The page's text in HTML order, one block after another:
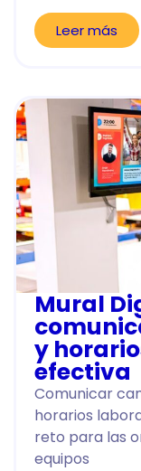
Leer más
Mural
y
efectiva
Comunicar
horarios
reto para las
equipos